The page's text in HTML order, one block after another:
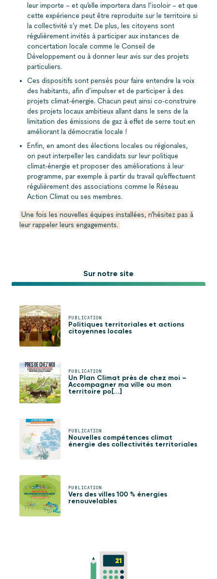
leur importe – et qu’elle importera dans l’isoloir – et que
cette expérience peut être reproduite sur le territoire si
la collectivité s’y met. De plus, les citoyens sont
régulièrement invités à participer aux instances de
concertation locale comme le Conseil de
Développement ou à donner leur avis sur des projets
particuliers.
Ces dispositifs sont pensés pour faire entendre la voix
des habitants, afin d’impulser et de participer à des
projets climat-énergie. Chacun peut ainsi co-construire
des projets locaux ambitieux allant dans le sens de la
limitation des émissions de gaz à effet de serre tout en
améliorant la démocratie locale !
Enfin, en amont des élections locales ou régionales,
on peut interpeller les candidats sur leur politique
climat-énergie et proposer des améliorations à leur
programme, par exemple à partir du travail qu’effectuent
régulièrement des associations comme le Réseau
Action Climat ou ses membres.
Une fois les nouvelles équipes installées, n’hésitez pas à
leur rappeler leurs engagements.
Sur notre site
PUBLICATION
Politiques territoriales et actions
citoyennes locales
PUBLICATION
Un Plan Climat près de chez moi –
Accompagner ma ville ou mon
territoire po[...]
PUBLICATION
Nouvelles compétences climat
énergie des collectivités territoriales
PUBLICATION
Vers des villes 100 % énergies
renouvelables